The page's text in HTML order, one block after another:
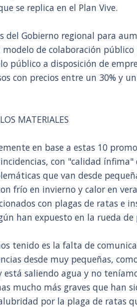
se replica en el Plan Vive.
del Gobierno regional para
de colaboración público
público a disposición de
con precios entre un 30% y
MATERIALES
en base a estas 10
con "calidad ínfima"
que van desde
frío en invierno y calor en
con plagas de ratas e
han expuesto en la rueda de
tenido es la falta de
desde muy pequeñas,
está saliendo agua y no
mucho más graves que han
por la plaga de ratas